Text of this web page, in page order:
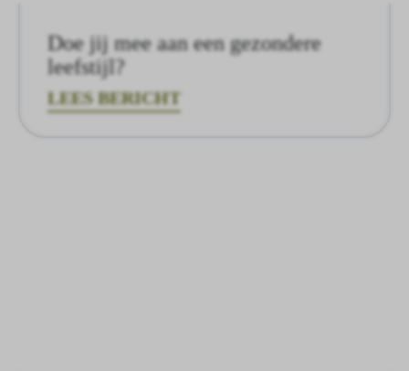
Doe jij mee aan een gezondere
leefstijl?
LEES BERICHT